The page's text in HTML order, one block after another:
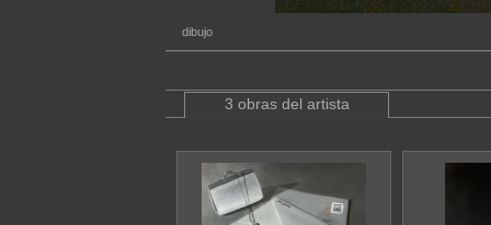
dibujo
3 obras del artista